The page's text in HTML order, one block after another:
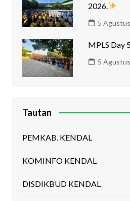
2026.
5
MPLS Day
5
Tautan
PEMKAB. KENDAL
KOMINFO KENDAL
DISDIKBUD KENDAL